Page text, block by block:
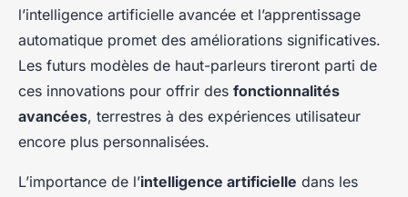
l’intelligence artificielle avancée et l’apprentissage
automatique promet des améliorations significatives.
Les futurs modèles de haut-parleurs tireront parti de
ces innovations pour offrir des fonctionnalités
avancées, terrestres à des expériences utilisateur
encore plus personnalisées.
L’importance de l’intelligence artificielle dans les